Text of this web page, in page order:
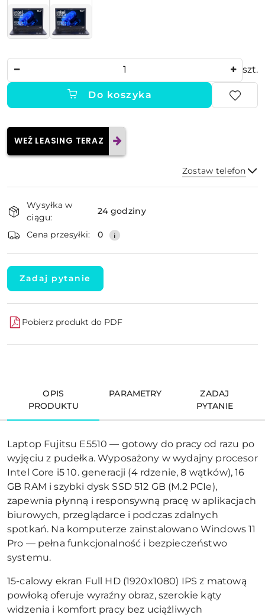
szt.
Do koszyka
WEŹ LEASING TERAZ
Zostaw telefon
Dostępność
i
dostawa
Wysyłka w
ciągu:
24 godziny
Cena przesyłki: 0
Zadaj pytanie
Pobierz produkt do PDF
OPIS
PRODUKTU
PARAMETRY
ZADAJ
PYTANIE
Laptop Fujitsu E5510 — gotowy do pracy od razu po
wyjęciu z pudełka. Wyposażony w wydajny procesor
Intel Core i5 10. generacji (4 rdzenie, 8 wątków), 16
GB RAM i szybki dysk SSD 512 GB (M.2 PCIe),
zapewnia płynną i responsywną pracę w aplikacjach
biurowych, przeglądarce i podczas zdalnych
spotkań. Na komputerze zainstalowano Windows 11
Pro — pełna funkcjonalność i bezpieczeństwo
systemu.
15-calowy ekran Full HD (1920x1080) IPS z matową
powłoką oferuje wyraźny obraz, szerokie kąty
widzenia i komfort pracy bez uciążliwych